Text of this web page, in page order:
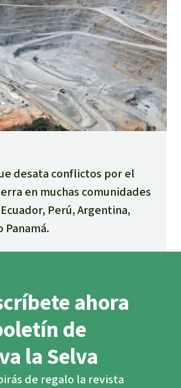
desata conflictos por el
en muchas comunidades
Perú, Argentina,
Panamá.
ahora
de
la Selva
de regalo la revista